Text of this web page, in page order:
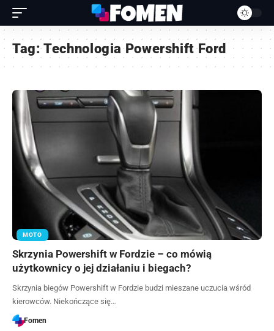
Tag:Technologia Powershift Ford
MOTO
Skrzynia Powershift w Fordzie – co mówią
użytkownicy o jej działaniu i biegach?
Skrzynia biegów Powershift w Fordzie budzi mieszane uczucia wśród
kierowców. Niekończące się…
Fomen